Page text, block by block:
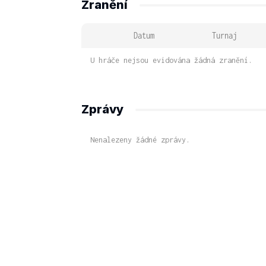
Zranění
Datum Turnaj
U hráče nejsou evidována žádná zranění.
Zprávy
Nenalezeny žádné zprávy.